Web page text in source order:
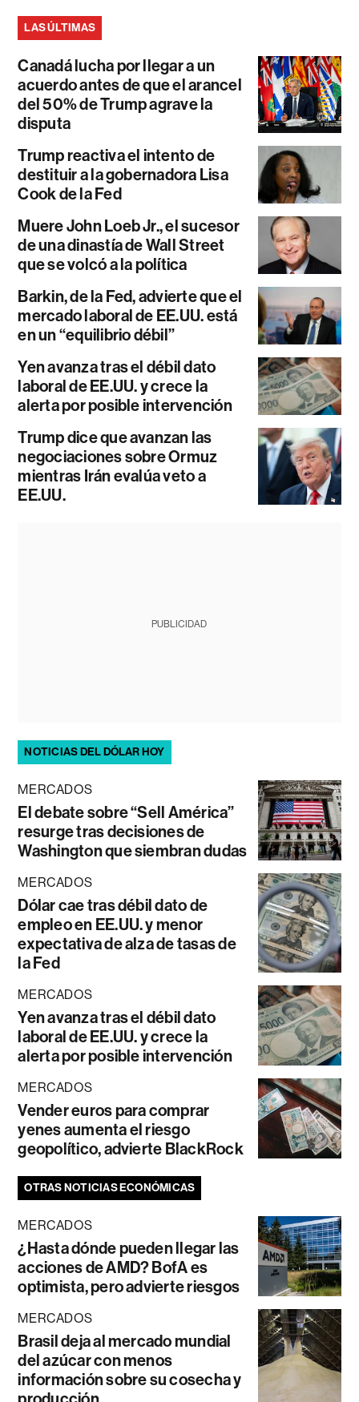
LAS ÚLTIMAS
Canadá lucha por llegar a un
acuerdo antes de que el arancel
del 50% de Trump agrave la
disputa
Trump reactiva el intento de
destituir a la gobernadora Lisa
Cook de la Fed
Muere John Loeb Jr., el sucesor
de una dinastía de Wall Street
que se volcó a la política
Barkin, de la Fed, advierte que el
mercado laboral de EE.UU. está
en un “equilibrio débil”
Yen avanza tras el débil dato
laboral de EE.UU. y crece la
alerta por posible intervención
Trump dice que avanzan las
negociaciones sobre Ormuz
mientras Irán evalúa veto a
EE.UU.
PUBLICIDAD
NOTICIAS DEL DÓLAR HOY
MERCADOS
El debate sobre “Sell América”
resurge tras decisiones de
Washington que siembran dudas
MERCADOS
Dólar cae tras débil dato de
empleo en EE.UU. y menor
expectativa de alza de tasas de
la Fed
MERCADOS
Yen avanza tras el débil dato
laboral de EE.UU. y crece la
alerta por posible intervención
MERCADOS
Vender euros para comprar
yenes aumenta el riesgo
geopolítico, advierte BlackRock
OTRAS NOTICIAS ECONÓMICAS
MERCADOS
¿Hasta dónde pueden llegar las
acciones de AMD? BofA es
optimista, pero advierte riesgos
MERCADOS
Brasil deja al mercado mundial
del azúcar con menos
información sobre su cosecha y